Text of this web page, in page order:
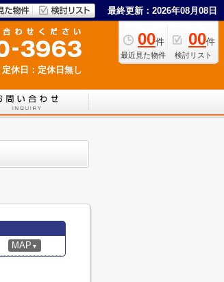
最終更新：2026年08月08日
00件
最近見た物件
00件
検討リスト
定休日：定休日無し
MAP ▼